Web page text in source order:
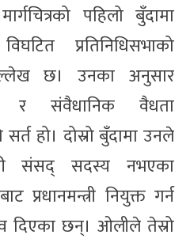
पहिलो बुँदामा
प्रतिनिधिसभाको
उल्लेख छ। उनका अनुसार
र संवैधानिक वैधता
हो। दोस्रो बुँदामा उनले
संसद् सदस्य नभएका
प्रधानमन्त्री नियुक्त गर्न
दिएका छन्। ओलीले तेस्रो